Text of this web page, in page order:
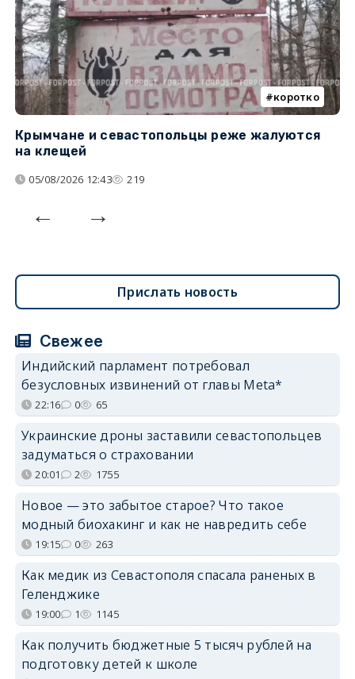
коротко
Крымчане и севастопольцы реже жалуются
на клещей
05/08/2026 12:43 219
Прислать новость
Свежее
Индийский парламент потребовал
безусловных извинений от главы Meta*
22:16 0 65
Украинские дроны заставили севастопольцев
задуматься о страховании
20:01 2 1755
Новое — это забытое старое? Что такое
модный биохакинг и как не навредить себе
19:15 0 263
Как медик из Севастополя спасала раненых в
Геленджике
19:00 1 1145
Как получить бюджетные 5 тысяч рублей на
подготовку детей к школе